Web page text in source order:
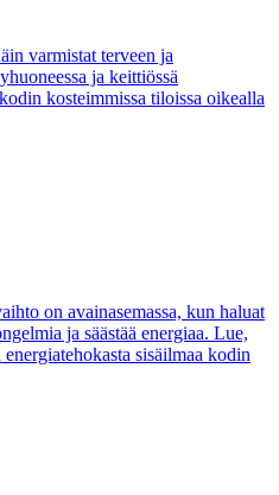
varmistat terveen ja
ja keittiössä
kosteimmissa tiloissa oikealla
on avainasemassa, kun haluat
ja säästää energiaa. Lue,
sisäilmaa kodin